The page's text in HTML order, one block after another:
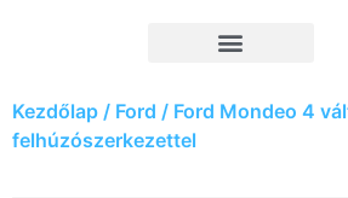
Kezdőlap / Ford / Ford Mondeo 4
felhúzószerkezettel